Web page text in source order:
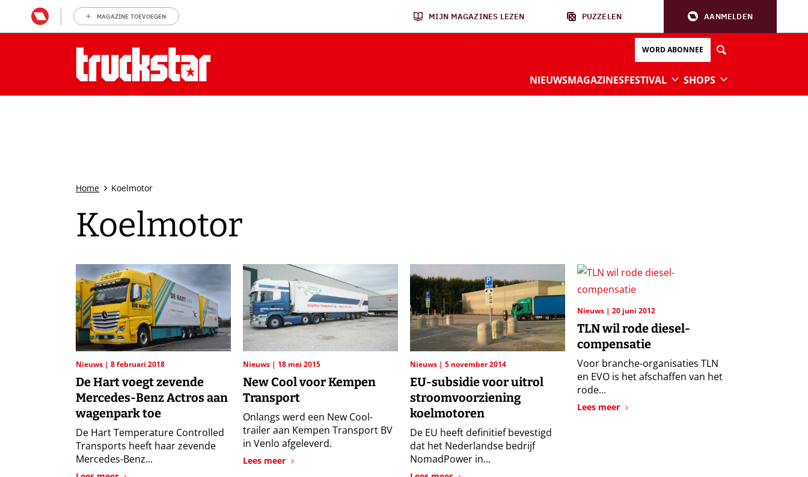
MAGAZINE TOEVOEGEN MIJN MAGAZINES LEZEN PUZZELEN AANMELDEN
WORD ABONNEE
NIEUWSMAGAZINESFESTIVAL SHOPS
Home Koelmotor
Koelmotor
Nieuws 8 februari 2018
De Hart voegt zevende
Mercedes-Benz Actros aan
wagenpark toe
De Hart Temperature Controlled
Transports heeft haar zevende
Mercedes-Benz...
Nieuws 18 mei 2015
New Cool voor Kempen
Transport
Onlangs werd een New Cool-
trailer aan Kempen Transport BV
in Venlo afgeleverd.
Lees meer
Nieuws 5 november 2014
EU-subsidie voor uitrol
stroomvoorziening
koelmotoren
De EU heeft definitief bevestigd
dat het Nederlandse bedrijf
NomadPower in...
Nieuws 20 juni 2012
TLN wil rode diesel-
compensatie
Voor branche-organisaties TLN
en EVO is het afschaffen van het
rode...
Lees meer